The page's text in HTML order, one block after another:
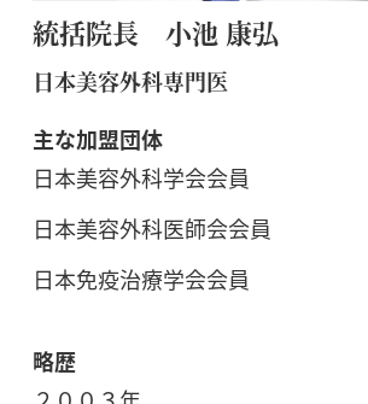
統括院長 小池 康弘
日本美容外科専門医
主な加盟団体
日本美容外科学会会員
日本美容外科医師会会員
日本免疫治療学会会員
略歴